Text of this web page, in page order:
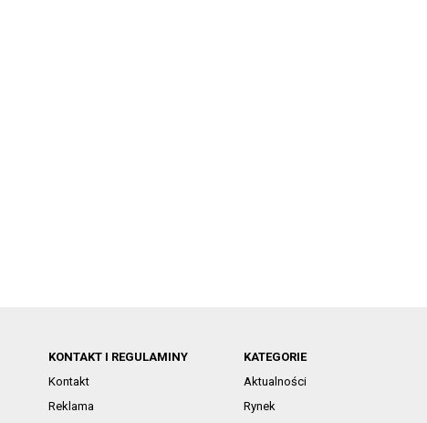
KONTAKT I REGULAMINY
Kontakt
Reklama
KATEGORIE
Aktualności
Rynek